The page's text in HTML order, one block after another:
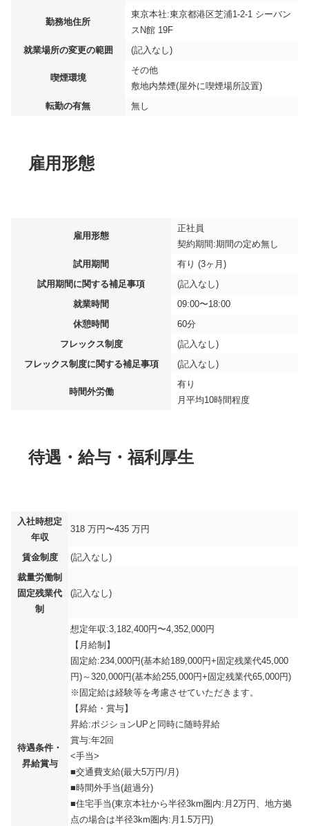
勤務地住所
東京本社:東京都港区芝浦1-2-1 シーバン
スN館 19F
就業場所の変更の範囲
(記入なし)
喫煙環境
その他
敷地内禁煙(屋外に喫煙場所設置)
転勤の有無
無し
雇用形態
雇用形態
正社員
契約期間:期間の定め無し
試用期間
有り (3ヶ月)
試用期間に関する補足事項
(記入なし)
就業時間
09:00〜18:00
休憩時間
60分
フレックス制度
(記入なし)
フレックス制度に関する補足事項
(記入なし)
時間外労働
有り
月平均10時間程度
待遇・給与・福利厚生
入社時想定
年収
318 万円〜435 万円
賃金制度
(記入なし)
裁量労働制
固定残業代
制
(記入なし)
待遇条件・
昇給賞与
想定年収:3,182,400円〜4,352,000円
【月給制】
固定給:234,000円(基本給189,000円+固定残業代45,000
円)～320,000円(基本給255,000円+固定残業代65,000円)
※固定給は経験等を考慮させていただきます。
【昇給・賞与】
昇給:ポジションUPと同時に随時昇給
賞与:年2回
<手当>
■交通費支給(最大5万円/月)
■時間外手当(超過分)
■住宅手当(東京本社から半径3km圏内:月2万円、地方拠
点の場合は半径3km圏内:月1.5万円)